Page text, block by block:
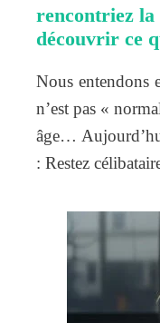
rencontriez la
découvrir ce
Nous entendons
n’est pas «
âge…
: Restez